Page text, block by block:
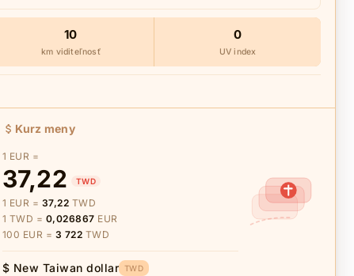
10
km viditeľnosť
0
UV index
Kurz meny
1 EUR =
37,22 TWD
1 EUR = 37,22 TWD
1 TWD = 0,026867 EUR
100 EUR = 3 722 TWD
$ New Taiwan dollar TWD